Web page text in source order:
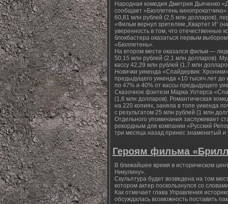
Народная комедия Дмитрия Дьяченко
сообщает «Бюллетень
60,81 млн рублей (2,5 млн долларов),
«Фильм вернул зрителям „Квартет И“
уверенность в том, что отечественные
блокбастера оказаться первым
«Бюллетень».
На втором месте оказался фильм —
50,15 млн рублей (2,1 млн долларов).
кассу 42,29 млн рублей (1,7 млн
Новички уикенда «Спайдервик:
предыдущего уикенда «10 тысяч лет
по 47% и 40% от кассы предыдущего
Сказочное фэнтези Марка Уотерса
(1,6 млн долларов). Романтическая
на 220 копиях, заняла в топе уикенда
с результатом 25 млн рублей (1 млн
Отдельного упоминания заслуживает
рекордным для компании «Русский
три месяца назад принес знаменитый
Героям фильма
В ближайшее время в историческом
Никулину».
Скульптура будет возведена на том
котором актер поскользнулся со
Как отмечает глава Управления
обсуждалась возможность поставить